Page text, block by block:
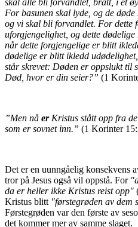
For basunen skal lyde, og de
og vi skal bli forvandlet. For dette
uforgjengelighet, og dette
når dette forgjengelige er blitt
dødelige er blitt ikledd
står skrevet: Døden er oppslukt til
Død, hvor er din seier?” (1
”Men nå erKristus stått opp fra
som er sovnet inn.” (1 Korinter
Det er en uunngåelig konsekvens
tror på Jesus også vil oppstå. For
da er heller ikke Kristus reist opp"
Kristus blitt "førstegrøden av dem
Førstegrøden var den første av
det kommer mer av samme slaget.